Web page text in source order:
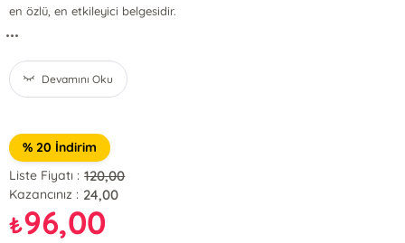
en özlü, en etkileyici belgesidir.
...
Devamını Oku
% 20 İndirim
Liste Fiyatı : 120,00
Kazancınız : 24,00
₺96,00